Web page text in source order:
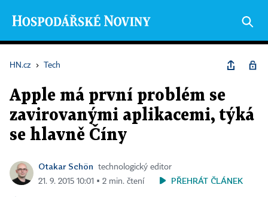
HN.cz › Tech
Apple má první problém se
zavirovanými aplikacemi, týká
se hlavně Číny
Otakar Schön
technologický editor
21. 9. 2015 10:01 ▪ 2 min. čtení
PŘEHRÁT ČLÁNEK